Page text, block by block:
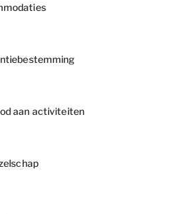
aan activiteiten